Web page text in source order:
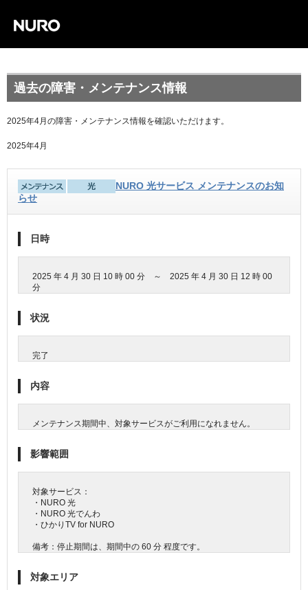
過去の障害・メンテナンス情報
2025年4月の障害・メンテナンス情報を確認いただけます。
2025年4月
NURO 光サービス メンテナンスのお知
らせ
日時
2025 年 4 月 30 日 10 時 00 分 ～ 2025 年 4 月 30 日 12 時 00
分
状況
完了
内容
メンテナンス期間中、対象サービスがご利用になれません。
影響範囲
対象サービス：
・NURO 光
・NURO 光でんわ
・ひかりTV for NURO
備考：停止期間は、期間中の 60 分 程度です。
対象エリア